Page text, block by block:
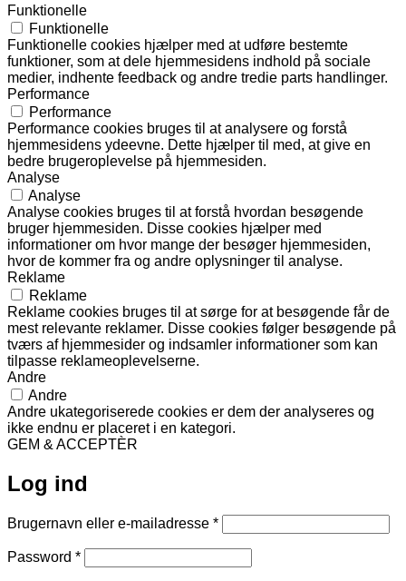
Funktionelle
Funktionelle
Funktionelle cookies hjælper med at udføre bestemte
funktioner, som at dele hjemmesidens indhold på sociale
medier, indhente feedback og andre tredie parts handlinger.
Performance
Performance
Performance cookies bruges til at analysere og forstå
hjemmesidens ydeevne. Dette hjælper til med, at give en
bedre brugeroplevelse på hjemmesiden.
Analyse
Analyse
Analyse cookies bruges til at forstå hvordan besøgende
bruger hjemmesiden. Disse cookies hjælper med
informationer om hvor mange der besøger hjemmesiden,
hvor de kommer fra og andre oplysninger til analyse.
Reklame
Reklame
Reklame cookies bruges til at sørge for at besøgende får de
mest relevante reklamer. Disse cookies følger besøgende på
tværs af hjemmesider og indsamler informationer som kan
tilpasse reklameoplevelserne.
Andre
Andre
Andre ukategoriserede cookies er dem der analyseres og
ikke endnu er placeret i en kategori.
GEM & ACCEPTÈR
Log ind
Brugernavn eller e-mailadresse *Påkrævet
Password *Påkrævet